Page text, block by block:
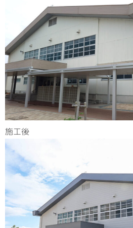
施工後